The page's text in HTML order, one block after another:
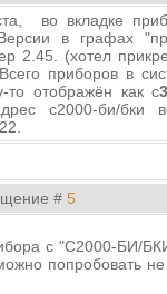
во вкладке
в графах
2.45. (хотел
приборов в
отображён как с
с2000-би/бки
# 5
с "С2000-БИ/
попробовать